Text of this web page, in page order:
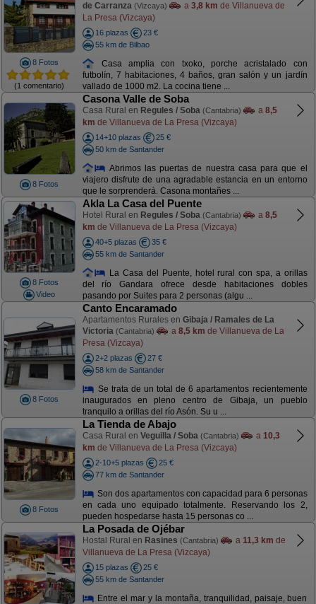
8 Fotos
(1 comentario)
de Carranza (Vizcaya) a 3,8 km de Villanueva de
La Presa (Vizcaya)
16 plazas
23 €
55 km de Bilbao
Casa amplia con txoko, porche acristalado con
futbolín, 7 habitaciones, 4 baños, gran salón y un jardín
vallado de 1000 m2. La cocina tiene ...
8 Fotos
Casona Valle de Soba
Casa Rural en Regules / Soba (Cantabria) a 8,5
km de Villanueva de La Presa (Vizcaya)
14+10 plazas
25 €
50 km de Santander
Abrimos las puertas de nuestra casa para que el
viajero disfrute de una agradable estancia en un entorno
que le sorprenderá. Casona montañes ...
8 Fotos
Video
Akla La Casa del Puente
Hotel Rural en Regules / Soba (Cantabria) a 8,5
km de Villanueva de La Presa (Vizcaya)
40+5 plazas
35 €
55 km de Santander
La Casa del Puente, hotel rural con spa, a orillas
del río Gandara ofrece desde habitaciones dobles
pasando por Suites para 2 personas (algu ...
8 Fotos
Canto Encaramado
Apartamentos Rurales en Gibaja / Ramales de La
Victoria (Cantabria) a 8,5 km de Villanueva de La
Presa (Vizcaya)
2+2 plazas
27 €
58 km de Santander
Se trata de un total de 6 apartamentos recientemente
inaugurados en pleno centro de Gibaja, un pueblo
tranquilo a orillas del río Asón. Su u ...
8 Fotos
La Tienda de Abajo
Casa Rural en Veguilla / Soba (Cantabria) a 10,3
km de Villanueva de La Presa (Vizcaya)
2-10+5 plazas
25 €
77 km de Santander
Son dos apartamentos con capacidad para 6 personas
en cada uno equipado totalmente. Reservando los 2,
pueden hospedarse hasta 15 personas co ...
La Posada de Ojébar
Hostal Rural en Rasines (Cantabria) a 11,3 km de
Villanueva de La Presa (Vizcaya)
15 plazas
25 €
55 km de Santander
Entre el mar y la montaña, tranquilidad, paisaje, buen